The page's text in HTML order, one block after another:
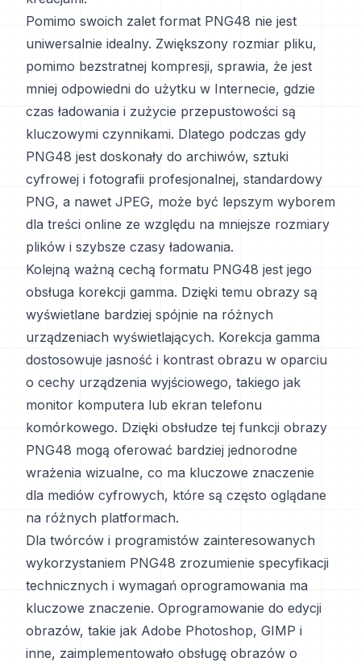
Pomimo swoich zalet format PNG48 nie jest
uniwersalnie idealny. Zwiększony rozmiar pliku,
pomimo bezstratnej kompresji, sprawia, że jest
mniej odpowiedni do użytku w Internecie, gdzie
czas ładowania i zużycie przepustowości są
kluczowymi czynnikami. Dlatego podczas gdy
PNG48 jest doskonały do archiwów, sztuki
cyfrowej i fotografii profesjonalnej, standardowy
PNG, a nawet JPEG, może być lepszym wyborem
dla treści online ze względu na mniejsze rozmiary
plików i szybsze czasy ładowania.
Kolejną ważną cechą formatu PNG48 jest jego
obsługa korekcji gamma. Dzięki temu obrazy są
wyświetlane bardziej spójnie na różnych
urządzeniach wyświetlających. Korekcja gamma
dostosowuje jasność i kontrast obrazu w oparciu
o cechy urządzenia wyjściowego, takiego jak
monitor komputera lub ekran telefonu
komórkowego. Dzięki obsłudze tej funkcji obrazy
PNG48 mogą oferować bardziej jednorodne
wrażenia wizualne, co ma kluczowe znaczenie
dla mediów cyfrowych, które są często oglądane
na różnych platformach.
Dla twórców i programistów zainteresowanych
wykorzystaniem PNG48 zrozumienie specyfikacji
technicznych i wymagań oprogramowania ma
kluczowe znaczenie. Oprogramowanie do edycji
obrazów, takie jak Adobe Photoshop, GIMP i
inne, zaimplementowało obsługę obrazów o